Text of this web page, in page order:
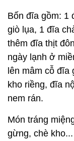
Bốn đĩa gồm: 1
giò lụa, 1 đĩa
thêm đĩa thịt
ngày lạnh ở
lên mâm cỗ đĩa
kho riềng, đĩa
nem rán.
Món tráng
gừng, chè